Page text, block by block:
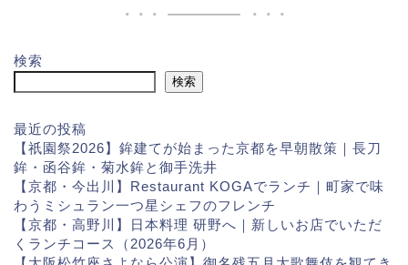
検索
検索
最近の投稿
【祇園祭2026】鉾建てが始まった京都を早朝散策｜長刀
鉾・函谷鉾・菊水鉾と御手洗井
【京都・今出川】Restaurant KOGAでランチ｜町家で味
わうミシュラン一つ星シェフのフレンチ
【京都・高野川】日本料理 研野へ｜新しいお店でいただ
くランチコース（2026年6月）